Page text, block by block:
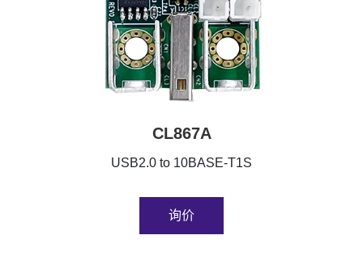
CL867A
USB2.0 to 10BASE-T1S
询价